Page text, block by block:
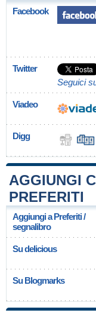
Facebook
Twitter
Seguici
Viadeo
Digg
AGGIUNGI
PREFERITI
Aggiungi a Preferiti /
segnalibro
Su delicious
Su Blogmarks